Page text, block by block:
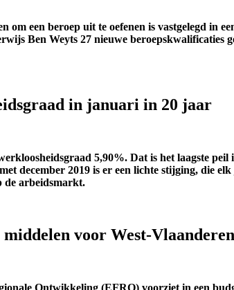
om een beroep uit te oefenen is vastgelegd
Ben Weyts 27 nieuwe
in januari in 20 jaar
5,90%. Dat is het laagste
december 2019 is er een lichte stijging, die
de arbeidsmarkt.
middelen voor West-